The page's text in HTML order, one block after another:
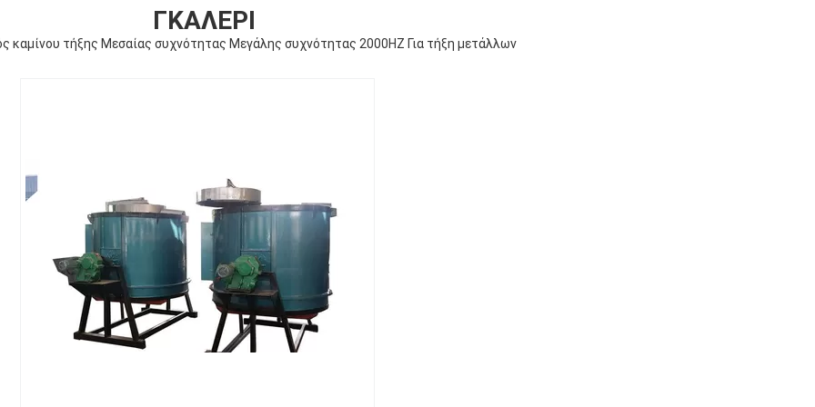
ΓΚΑΛΕΡΊ
καμίνου τήξης Μεσαίας συχνότητας Μεγάλης συχνότητας 2000HZ Για τήξη μετάλλων